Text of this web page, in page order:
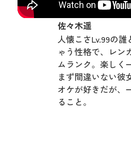
佐々木遥
人懐こさLv.99の
ゃう性格で、レン
ムランク。楽しく
まず間違いない彼
オケが好きだが、
ること。